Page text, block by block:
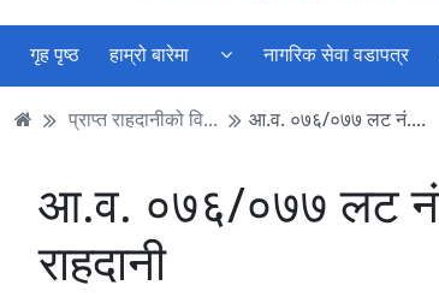
गृह पृष्ठ हाम्रो बारेमा नागरिक सेवा वडापत्र
प्राप्त राहदानीको वि... आ.व. ०७६/०७७ लट नं....
आ.व. ०७६/०७७ लट
राहदानी